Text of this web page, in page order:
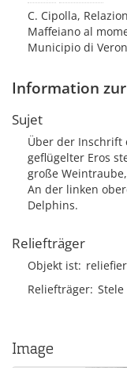
C. Cipolla,
Maffeiano al
Municipio di
Information
Sujet
Über der Inschrift
geflügelter Eros
große
An der linken
Delphins.
Reliefträger
Objekt ist
Reliefträger Stele
Image